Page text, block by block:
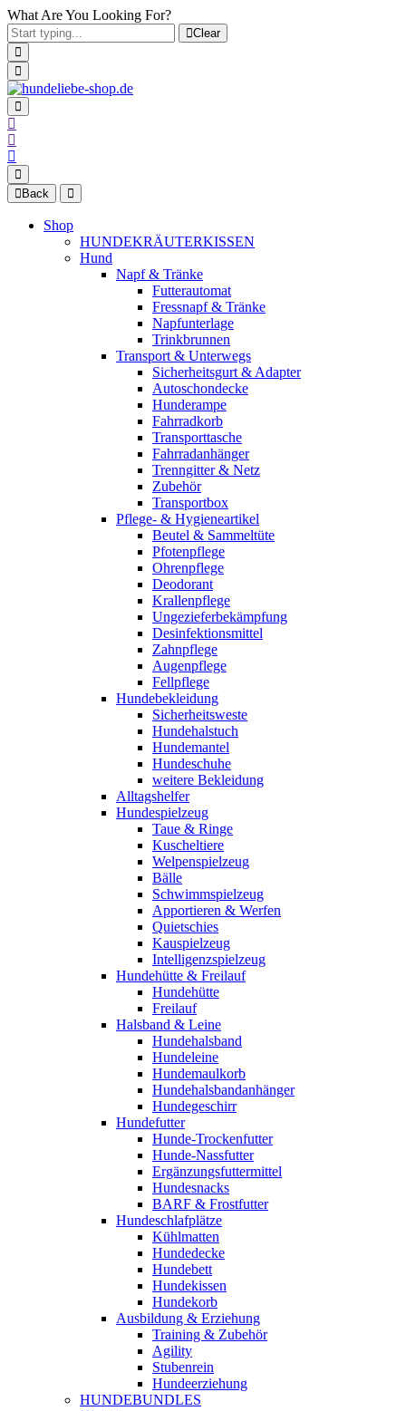
What Are You Looking For?
Clear
Back
Shop
HUNDEKRÄUTERKISSEN
Hund
Napf & Tränke
Futterautomat
Fressnapf & Tränke
Napfunterlage
Trinkbrunnen
Transport & Unterwegs
Sicherheitsgurt & Adapter
Autoschondecke
Hunderampe
Fahrradkorb
Transporttasche
Fahrradanhänger
Trenngitter & Netz
Zubehör
Transportbox
Pflege- & Hygieneartikel
Beutel & Sammeltüte
Pfotenpflege
Ohrenpflege
Deodorant
Krallenpflege
Ungezieferbekämpfung
Desinfektionsmittel
Zahnpflege
Augenpflege
Fellpflege
Hundebekleidung
Sicherheitsweste
Hundehalstuch
Hundemantel
Hundeschuhe
weitere Bekleidung
Alltagshelfer
Hundespielzeug
Taue & Ringe
Kuscheltiere
Welpenspielzeug
Bälle
Schwimmspielzeug
Apportieren & Werfen
Quietschies
Kauspielzeug
Intelligenzspielzeug
Hundehütte & Freilauf
Hundehütte
Freilauf
Halsband & Leine
Hundehalsband
Hundeleine
Hundemaulkorb
Hundehalsbandanhänger
Hundegeschirr
Hundefutter
Hunde-Trockenfutter
Hunde-Nassfutter
Ergänzungsfuttermittel
Hundesnacks
BARF & Frostfutter
Hundeschlafplätze
Kühlmatten
Hundedecke
Hundebett
Hundekissen
Hundekorb
Ausbildung & Erziehung
Training & Zubehör
Agility
Stubenrein
Hundeerziehung
HUNDEBUNDLES